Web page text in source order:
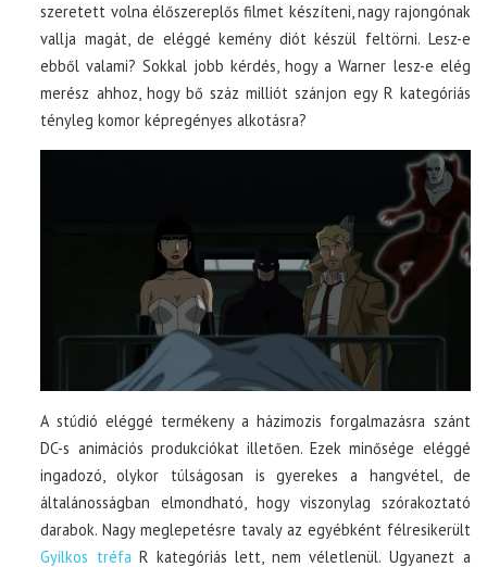
szeretett volna élőszereplős filmet készíteni, nagy rajongónak
vallja magát, de eléggé kemény diót készül feltörni. Lesz-e
ebből valami? Sokkal jobb kérdés, hogy a Warner lesz-e elég
merész ahhoz, hogy bő száz milliót szánjon egy R kategóriás
tényleg komor képregényes alkotásra?
A stúdió eléggé termékeny a házimozis forgalmazásra szánt
DC-s animációs produkciókat illetően. Ezek minősége eléggé
ingadozó, olykor túlságosan is gyerekes a hangvétel, de
általánosságban elmondható, hogy viszonylag szórakoztató
darabok. Nagy meglepetésre tavaly az egyébként félresikerült
Gyilkos tréfa R kategóriás lett, nem véletlenül. Ugyanezt a